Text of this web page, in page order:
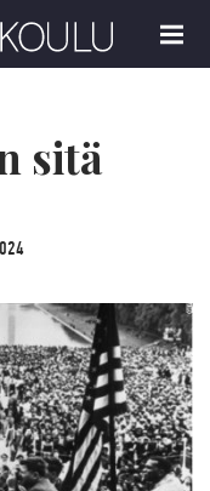
MENU
sitä